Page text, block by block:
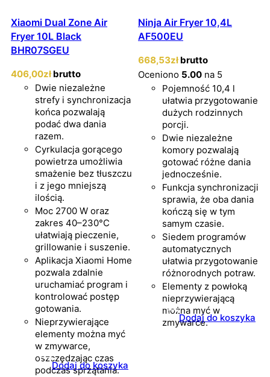
Xiaomi Dual Zone Air
Fryer 10L Black
BHR07SGEU
406,00zł brutto
Dwie niezależne
strefy i synchronizacja
końca pozwalają
podać dwa dania
razem.
Cyrkulacja gorącego
powietrza umożliwia
smażenie bez tłuszczu
i z jego mniejszą
ilością.
Moc 2700 W oraz
zakres 40–230°C
ułatwiają pieczenie,
grillowanie i suszenie.
Aplikacja Xiaomi Home
pozwala zdalnie
uruchamiać program i
kontrolować postęp
gotowania.
Nieprzywierające
elementy można myć
w zmywarce,
oszczędzając czas
podczas sprzątania.
Dodaj do koszyka
Ninja Air Fryer 10,4L
AF500EU
668,53zł brutto
Oceniono 5.00 na 5
Pojemność 10,4 l
ułatwia przygotowanie
dużych rodzinnych
porcji.
Dwie niezależne
komory pozwalają
gotować różne dania
jednocześnie.
Funkcja synchronizacji
sprawia, że oba dania
kończą się w tym
samym czasie.
Siedem programów
automatycznych
ułatwia przygotowanie
różnorodnych potraw.
Elementy z powłoką
nieprzywierającą
można myć w
zmywarce.
Dodaj do koszyka